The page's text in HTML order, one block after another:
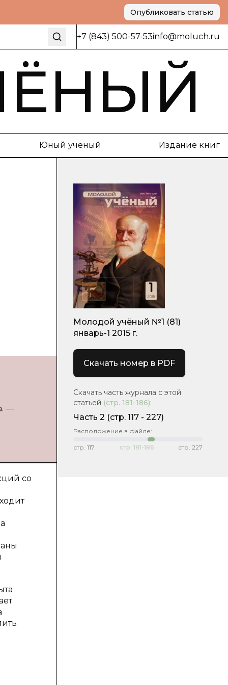
Опубликовать статью
+7 (843) 500-57-53info@moluch.ru
Юный ученый Издание книг
—
со
Молодой учёный №1 (81)
январь-1 2015 г.
Скачать номер в PDF
Скачать часть журнала с этой
статьей (стр. 181-186):
Часть 2 (cтр. 117 - 227)
Расположение в файле:
стр. 117 стр. 181-186 стр. 227